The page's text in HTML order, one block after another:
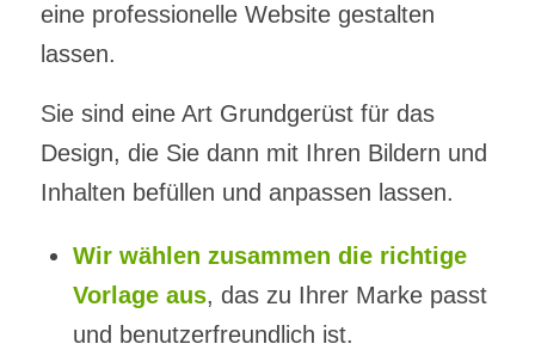
eine professionelle Website gestalten
lassen.
Sie sind eine Art Grundgerüst für das
Design, die Sie dann mit Ihren Bildern und
Inhalten befüllen und anpassen lassen.
Wir wählen zusammen die richtige
Vorlage aus, das zu Ihrer Marke passt
und benutzerfreundlich ist.